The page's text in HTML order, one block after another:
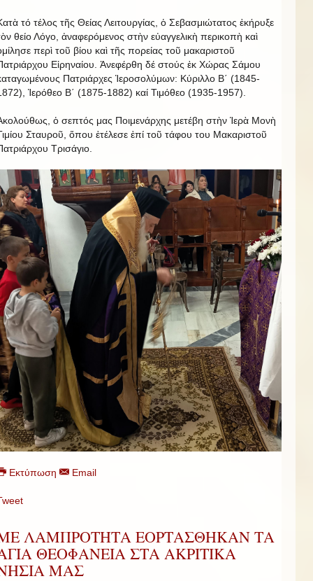
τό τέλος τῆς Θείας Λειτουργίας, ὁ Σεβασμιώτατος ἐκήρυξε
θείο Λόγο, ἀναφερόμενος στὴν εὐαγγελικὴ περικοπὴ καὶ
περὶ τοῦ βίου καὶ τῆς πορείας τοῦ μακαριστοῦ
Εἰρηναίου. Ἀνεφέρθη δέ στούς ἐκ Χώρας Σάμου
Πατριάρχες Ἱεροσολύμων: Κύριλλο Β΄ (1845-
Ἱερόθεο Β΄ (1875-1882) καί Τιμόθεο (1935-1957).
ὁ σεπτός μας Ποιμενάρχης μετέβη στὴν Ἱερὰ Μονὴ
Σταυροῦ, ὅπου ἐτέλεσε ἐπί τοῦ τάφου του Μακαριστοῦ
Τρισάγιο.
Εκτύπωση Email
ΛΑΜΠΡΟΤΗΤΑ ΕΟΡΤΑΣΘΗΚΑΝ ΤΑ
ΘΕΟΦΑΝΕΙΑ ΣΤΑ ΑΚΡΙΤΙΚΑ
ΜΑΣ